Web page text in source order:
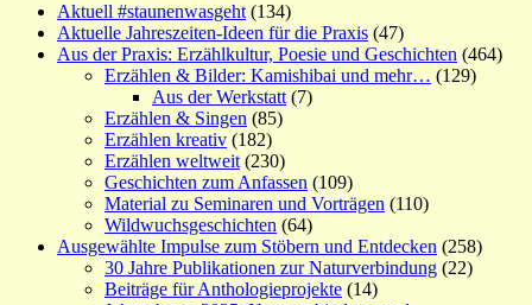
Aktuell #staunenwasgeht (134)
Aktuelle Jahreszeiten-Ideen für die Praxis (47)
Aus der Praxis: Erzählkultur, Poesie und Geschichten (464)
Erzählen & Bilder: Kamishibai und mehr… (129)
Aus der Werkstatt (7)
Erzählen & Singen (85)
Erzählen kreativ (182)
Erzählen weltweit (230)
Geschichten zum Anfassen (109)
Material zu Seminaren und Vorträgen (110)
Wildwuchsgeschichten (64)
Ausgewählte Impulse zum Stöbern und Entdecken (258)
30 Jahre Publikationen zur Naturverbindung (22)
Beiträge für Anthologieprojekte (14)